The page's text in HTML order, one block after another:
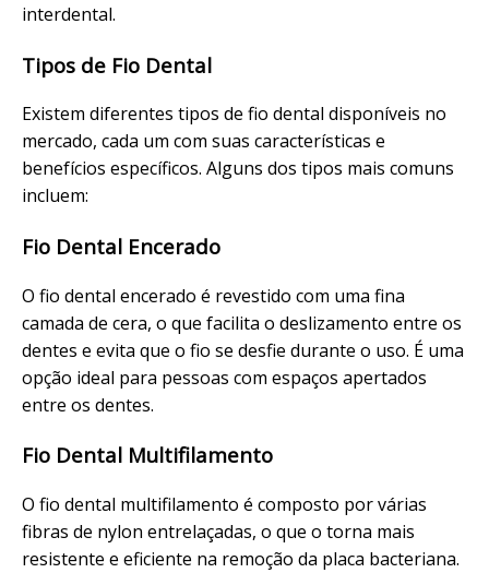
interdental.
Tipos de Fio Dental
Existem diferentes tipos de fio dental disponíveis no
mercado, cada um com suas características e
benefícios específicos. Alguns dos tipos mais comuns
incluem:
Fio Dental Encerado
O fio dental encerado é revestido com uma fina
camada de cera, o que facilita o deslizamento entre os
dentes e evita que o fio se desfie durante o uso. É uma
opção ideal para pessoas com espaços apertados
entre os dentes.
Fio Dental Multifilamento
O fio dental multifilamento é composto por várias
fibras de nylon entrelaçadas, o que o torna mais
resistente e eficiente na remoção da placa bacteriana.